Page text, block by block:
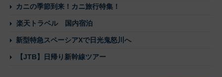
カニの季節到来！カニ旅行特集！
楽天トラベル 国内宿泊
新型特急スペーシアXで日光鬼怒川へ
【JTB】日帰り新幹線ツアー